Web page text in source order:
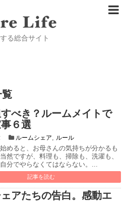
る総合サイト
覧
べき？ルームメイトで
６選
ルームシェア ルール
めると、お母さんの気持ちが分かるも
然ですが、料理も、掃除も、洗濯も、
分でやらなくてはならない。...
記事を読む
アたちの告白。感動エ